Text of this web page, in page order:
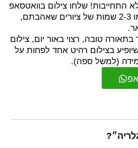
התחייבות! שלחו צילום בוואטסאפ
של הקיר שלכם ורשמו 2-3 שמות של ציורים שאהבתם,
טובה, רצוי באור יום, צילום
בצילום רהיט אחד לפחות על
(למשל ספה).